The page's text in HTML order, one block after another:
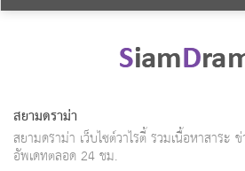
สยามดราม่า
สยามดราม่า เว็บไซต์วาไรตี้ รวมเนื้อหาสาระ
อัพเดทตลอด 24 ชม.